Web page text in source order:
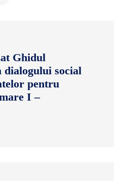
Ghidul
dialogului social
pentru
I –